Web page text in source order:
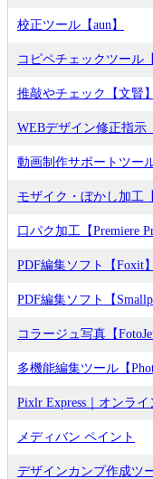
校正ツール【aun】
コピペチェックツール
推敲やチェック【文賢】
WEBデザイン修正指示
動画制作サポートツー
モザイク・ぼかし加工
口パク加工【Premiere
PDF編集ソフト【Foxit】
PDF編集ソフト【
コラージュ写真【FotoJet
多機能編集ツール【
Pixlr Express｜オンラ
メディバン ペイント
デザインカンプ作成ツ